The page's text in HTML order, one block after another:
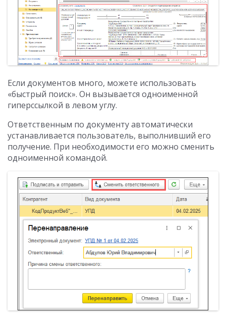
Если документов много, можете использовать
«быстрый поиск». Он вызывается одноименной
гиперссылкой в левом углу.
Ответственным по документу автоматически
устанавливается пользователь, выполнивший его
получение. При необходимости его можно сменить
одноименной командой.